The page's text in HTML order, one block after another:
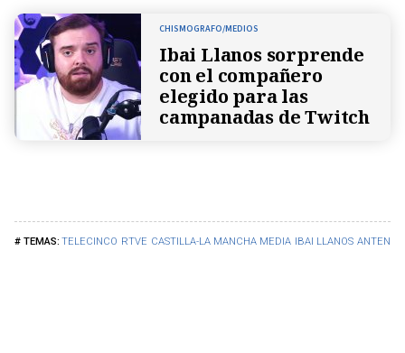
TELECINCO RTVE CASTILLA-LA MANCHA MEDIA IBAI LLANOS ANTENA 3
CHISMOGRAFO/MEDIOS
Ibai Llanos sorprende
con el compañero
elegido para las
campanadas de Twitch